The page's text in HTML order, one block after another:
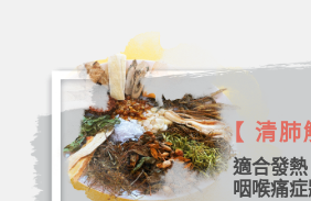
【 清肺
適合發熱
咽喉痛